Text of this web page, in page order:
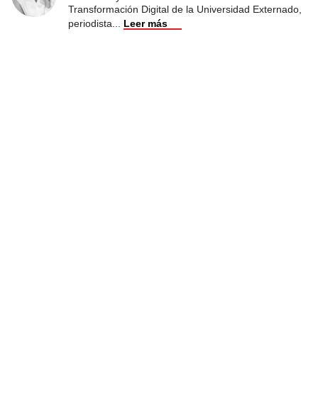
Transformación Digital de la Universidad Externado,
periodista
Leer más